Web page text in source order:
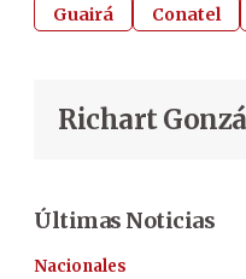
Guairá Conatel
Richart
Últimas Noticias
Nacionales